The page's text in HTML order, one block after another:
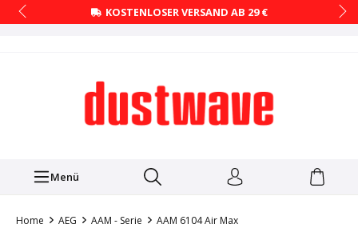
KOSTENLOSER VERSAND AB 29 €
Menü
Home AEG AAM - Serie AAM 6104 Air Max